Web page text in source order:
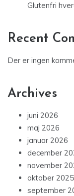
Glutenfri
Recent
Der er ingen
Archives
juni 2026
maj 2026
januar 2026
december
november
oktober 2025
september